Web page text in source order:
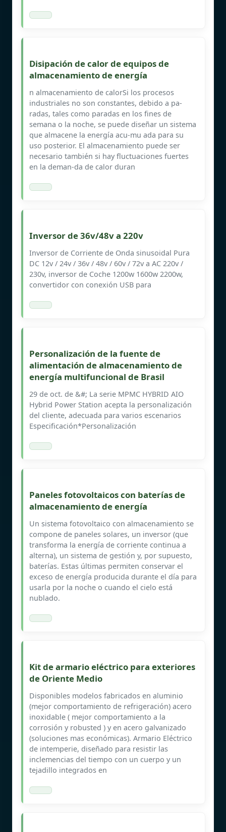
Disipación de calor de equipos de
almacenamiento de energía
n almacenamiento de calorSi los procesos
industriales no son constantes, debido a pa-
radas, tales como paradas en los fines de
semana o la noche, se puede diseñar un sistema
que almacene la energía acu-mu ada para su
uso posterior. El almacenamiento puede ser
necesario también si hay fluctuaciones fuertes
en la deman-da de calor duran
Inversor de 36v/48v a 220v
Inversor de Corriente de Onda sinusoidal Pura
DC 12v / 24v / 36v / 48v / 60v / 72v a AC 220v /
230v, inversor de Coche 1200w 1600w 2200w,
convertidor con conexión USB para
Personalización de la fuente de
alimentación de almacenamiento de
energía multifuncional de Brasil
29 de oct. de &#; La serie MPMC HYBRID AIO
Hybrid Power Station acepta la personalización
del cliente, adecuada para varios escenarios
Especificación*Personalización
Paneles fotovoltaicos con baterías de
almacenamiento de energía
Un sistema fotovoltaico con almacenamiento se
compone de paneles solares, un inversor (que
transforma la energía de corriente continua a
alterna), un sistema de gestión y, por supuesto,
baterías. Estas últimas permiten conservar el
exceso de energía producida durante el día para
usarla por la noche o cuando el cielo está
nublado.
Kit de armario eléctrico para exteriores
de Oriente Medio
Disponibles modelos fabricados en aluminio
(mejor comportamiento de refrigeración) acero
inoxidable ( mejor comportamiento a la
corrosión y robusted ) y en acero galvanizado
(soluciones mas económicas). Armario Eléctrico
de intemperie, diseñado para resistir las
inclemencias del tiempo con un cuerpo y un
tejadillo integrados en